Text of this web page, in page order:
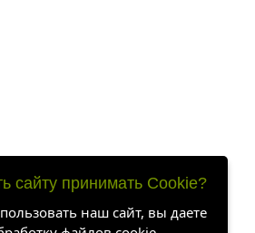
сайту принимать Cookie?
наш сайт, вы даете